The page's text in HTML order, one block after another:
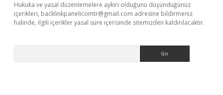
Hukuka ve yasal düzenlemelere aykırı olduğunu düşündüğünüz
içerikleri, backlinkpanelicomtr@gmail.com adresine bildirmeniz
halinde, ilgili içerikler yasal süre içerisinde sitemizden kaldırılacaktır.